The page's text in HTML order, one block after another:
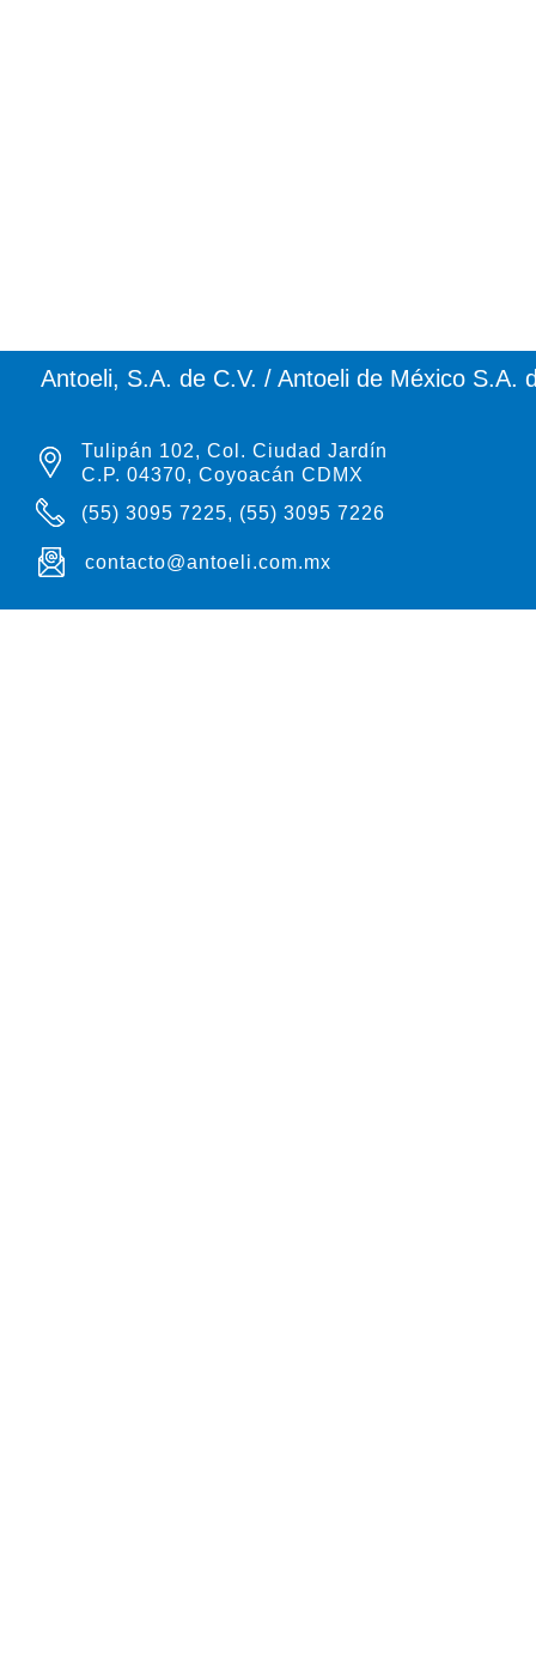
Antoeli, S.A. de C.V. / Antoeli de México S.A.
Tulipán 102, Col. Ciudad Jardín
C.P. 04370, Coyoacán CDMX
(55) 3095 7225, (55) 3095 7226
contacto@antoeli.com.mx